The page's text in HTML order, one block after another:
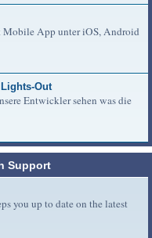
Mobile App unter iOS, Android
Out
Entwickler sehen was die
Support
you up to date on the latest